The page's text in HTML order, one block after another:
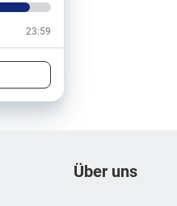
23:59
Über uns